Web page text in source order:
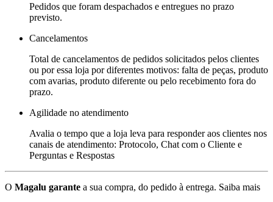
Pedidos que foram despachados e entregues no prazo
previsto.
Cancelamentos
Total de cancelamentos de pedidos solicitados pelos clientes
ou por essa loja por diferentes motivos: falta de peças, produto
com avarias, produto diferente ou pelo recebimento fora do
prazo.
Agilidade no atendimento
Avalia o tempo que a loja leva para responder aos clientes nos
canais de atendimento: Protocolo, Chat com o Cliente e
Perguntas e Respostas
O Magalu garante a sua compra, do pedido à entrega. Saiba mais